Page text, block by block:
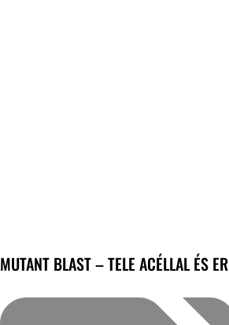
MUTANT BLAST – TELE ACÉLLAL ÉS